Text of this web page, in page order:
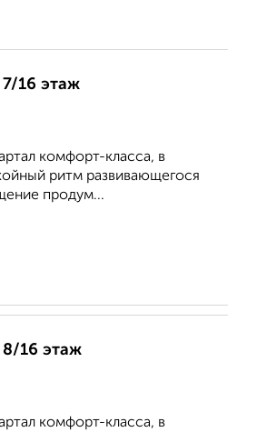
16 этаж
комфорт-класса, в
ритм развивающегося
продум...
8/16 этаж
комфорт-класса, в